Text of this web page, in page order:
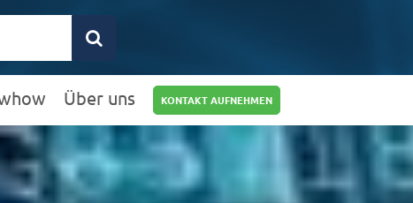
Über uns KONTAKT AUFNEHMEN
0211 9462 8572-
25